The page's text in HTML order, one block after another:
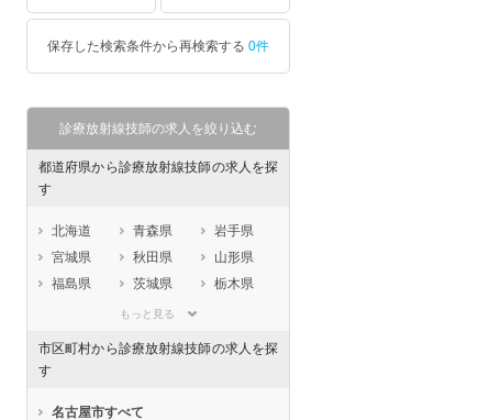
保存した検索条件から再検索する 0件
診療放射線技師の求人を絞り込む
都道府県から診療放射線技師の求人を探
す
北海道 青森県
岩手県
宮城県
秋田県
山形県
福島県
茨城県
栃木県
埼玉県
静岡県
愛知県
もっと見る
市区町村から診療放射線技師の求人を探
す
名古屋市すべて